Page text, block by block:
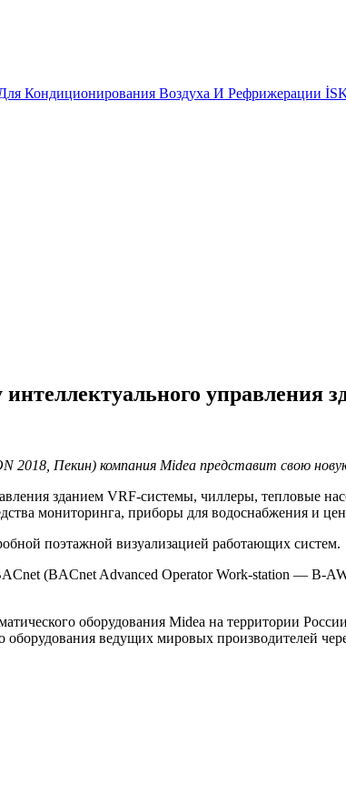
Кондиционирования Воздуха И Рефрижерации
управления
2018, Пекин) компания Midea представит свою
зданием VRF-системы, чиллеры,
мониторинга, приборы для водоснабжения и
поэтажной визуализацией работающих систем.
(BACnet Advanced Operator Work-station — B-
оборудования Midea на территории
ведущих мировых производителей